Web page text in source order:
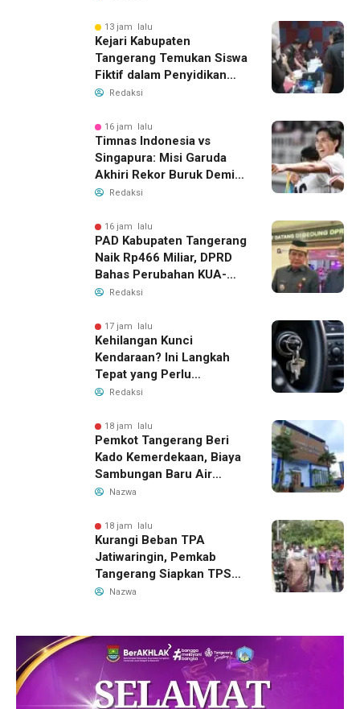
13 jam lalu
Kejari Kabupaten
Tangerang Temukan Siswa
Fiktif dalam Penyidikan
Dana BOP PKBM
Redaksi
16 jam lalu
Timnas Indonesia vs
Singapura: Misi Garuda
Akhiri Rekor Buruk Demi
Tiket Semifinal Piala AFF
Redaksi
16 jam lalu
PAD Kabupaten Tangerang
Naik Rp466 Miliar, DPRD
Bahas Perubahan KUA-
PPAS 2026
Redaksi
17 jam lalu
Kehilangan Kunci
Kendaraan? Ini Langkah
Tepat yang Perlu
Dilakukan
Redaksi
18 jam lalu
Pemkot Tangerang Beri
Kado Kemerdekaan, Biaya
Sambungan Baru Air
Bersih Dipangkas Jadi
Nazwa
18 jam lalu
Kurangi Beban TPA
Jatiwaringin, Pemkab
Tangerang Siapkan TPS3R
Baru di Tigaraksa
Nazwa